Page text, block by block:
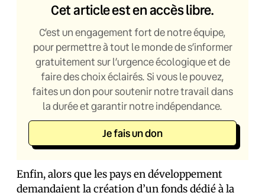
Cet article est en accès libre.
C’est un engagement fort de notre équipe,
pour permettre à tout le monde de s’informer
gratuitement sur l’urgence écologique et de
faire des choix éclairés. Si vous le pouvez,
faites un don pour soutenir notre travail dans
la durée et garantir notre indépendance.
Je fais un don
Enfin, alors que les pays en développement
demandaient la création d’un fonds dédié à la